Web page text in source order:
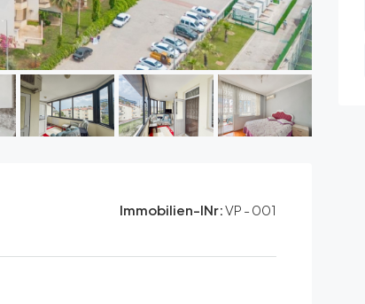
Immobilien-INr:VP - 001